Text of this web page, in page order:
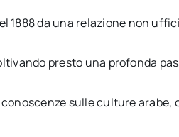
1888 da una relazione non
presto una profonda
sulle culture arabe,